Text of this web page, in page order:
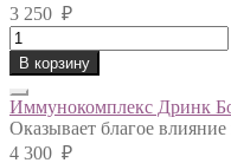
3 250 ₽
Иммунокомплекс
quantity
В корзину
Иммунокомплекс Дринк
Оказывает благое
4 300 ₽